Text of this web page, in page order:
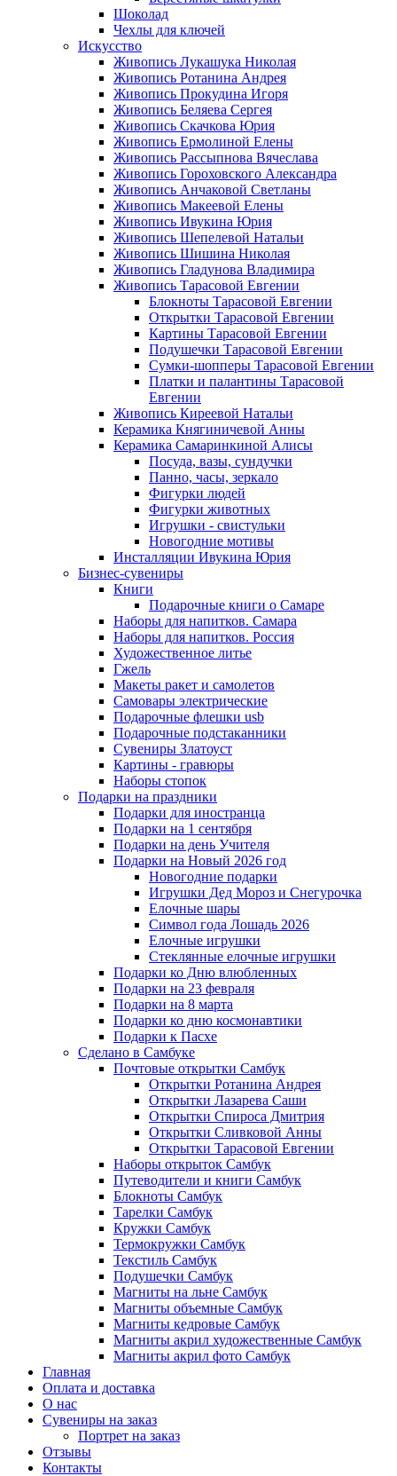
Шоколад
Чехлы для ключей
Искусство
Живопись Лукашука Николая
Живопись Ротанина Андрея
Живопись Прокудина Игоря
Живопись Беляева Сергея
Живопись Скачкова Юрия
Живопись Ермолиной Елены
Живопись Рассыпнова Вячеслава
Живопись Гороховского Александра
Живопись Анчаковой Светланы
Живопись Макеевой Елены
Живопись Ивукина Юрия
Живопись Шепелевой Натальи
Живопись Шишина Николая
Живопись Гладунова Владимира
Живопись Тарасовой Евгении
Блокноты Тарасовой Евгении
Открытки Тарасовой Евгении
Картины Тарасовой Евгении
Подушечки Тарасовой Евгении
Сумки-шопперы Тарасовой Евгении
Платки и палантины Тарасовой
Евгении
Живопись Киреевой Натальи
Керамика Княгиничевой Анны
Керамика Самаринкиной Алисы
Посуда, вазы, сундучки
Панно, часы, зеркало
Фигурки людей
Фигурки животных
Игрушки - свистульки
Новогодние мотивы
Инсталляции Ивукина Юрия
Бизнес-сувениры
Книги
Подарочные книги о Самаре
Наборы для напитков. Самара
Наборы для напитков. Россия
Художественное литье
Гжель
Макеты ракет и самолетов
Самовары электрические
Подарочные флешки usb
Подарочные подстаканники
Сувениры Златоуст
Картины - гравюры
Наборы стопок
Подарки на праздники
Подарки для иностранца
Подарки на 1 сентября
Подарки на день Учителя
Подарки на Новый 2026 год
Новогодние подарки
Игрушки Дед Мороз и Снегурочка
Елочные шары
Символ года Лошадь 2026
Елочные игрушки
Стеклянные елочные игрушки
Подарки ко Дню влюбленных
Подарки на 23 февраля
Подарки на 8 марта
Подарки ко дню космонавтики
Подарки к Пасхе
Сделано в Самбуке
Почтовые открытки Самбук
Открытки Ротанина Андрея
Открытки Лазарева Саши
Открытки Спироса Дмитрия
Открытки Сливковой Анны
Открытки Тарасовой Евгении
Наборы открыток Самбук
Путеводители и книги Самбук
Блокноты Самбук
Тарелки Самбук
Кружки Самбук
Термокружки Самбук
Текстиль Самбук
Подушечки Самбук
Магниты на льне Самбук
Магниты объемные Самбук
Магниты кедровые Самбук
Магниты акрил художественные Самбук
Магниты акрил фото Самбук
Главная
Оплата и доставка
О нас
Сувениры на заказ
Портрет на заказ
Отзывы
Контакты